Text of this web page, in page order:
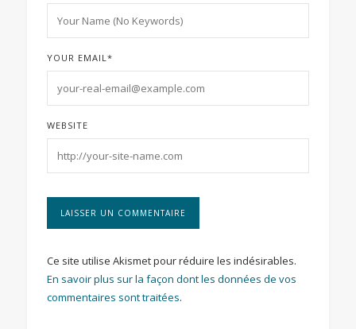
YOUR EMAIL*
WEBSITE
Ce site utilise Akismet pour réduire les indésirables.
En savoir plus sur la façon dont les données de vos
commentaires sont traitées.